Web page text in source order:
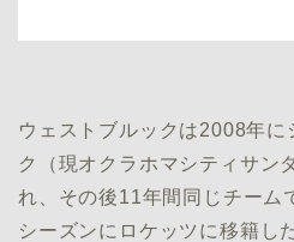
ウェストブルックは2008年に
ク（現オクラホマシティサン
れ、その後11年間同じチーム
シーズンにロケッツに移籍し